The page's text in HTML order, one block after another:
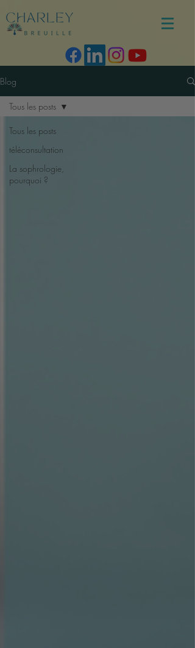
Blog
Tous les posts
téléconsultation
La sophrologie,
pourquoi ?
Tous les posts